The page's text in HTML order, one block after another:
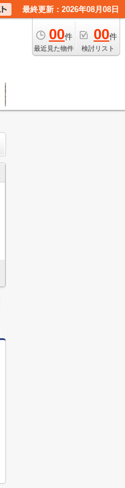
最終更新：2026年08月08日
00件
最近見た物件
00件
検討リスト